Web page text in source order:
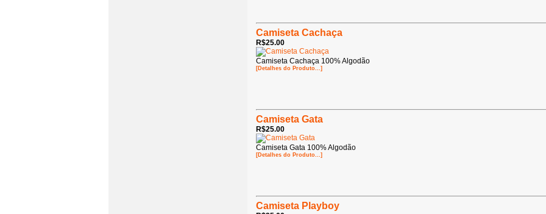
Camiseta Cachaça
R$25.00
Camiseta Cachaça 100% Algodão
[Detalhes do Produto...]
Camiseta Gata
R$25.00
Camiseta Gata 100% Algodão
[Detalhes do Produto...]
Camiseta Playboy